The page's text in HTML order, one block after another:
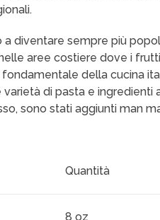
diventare sempre più
aree costiere dove i
della cucina
di pasta e ingredienti
sono stati aggiunti man
Quantità
8 oz